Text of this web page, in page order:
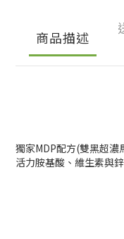
商品描述
獨家MDP配方(雙黑超濃
活力胺基酸、維生素與